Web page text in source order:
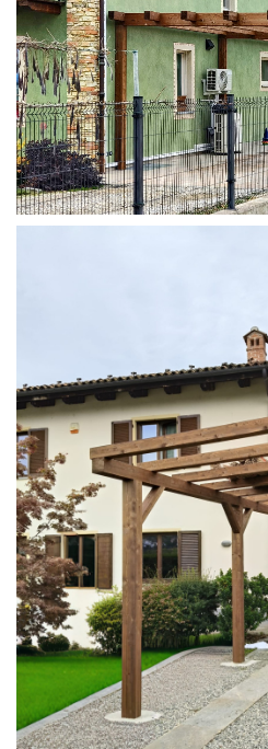
STRUTTURA ADDOSSATA IN